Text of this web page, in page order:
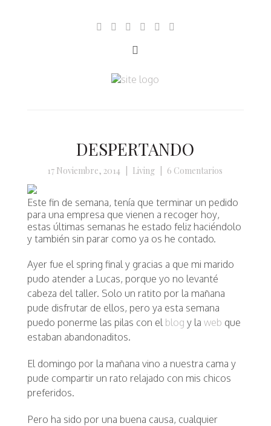
DESPERTANDO
17 Noviembre, 2014 Living 6 Comentarios
Este fin de semana, tenía que terminar un pedido
para una empresa que vienen a recoger hoy,
estas últimas semanas he estado feliz haciéndolo
y también sin parar como ya os he contado.
Ayer fue el spring final y gracias a que mi marido
pudo atender a Lucas, porque yo no levanté
cabeza del taller. Solo un ratito por la mañana
pude disfrutar de ellos, pero ya esta semana
puedo ponerme las pilas con elblog y la web que
estaban abandonaditos.
El domingo por la mañana vino a nuestra cama y
pude compartir un rato relajado con mis chicos
preferidos.
Pero ha sido por una buena causa, cualquier